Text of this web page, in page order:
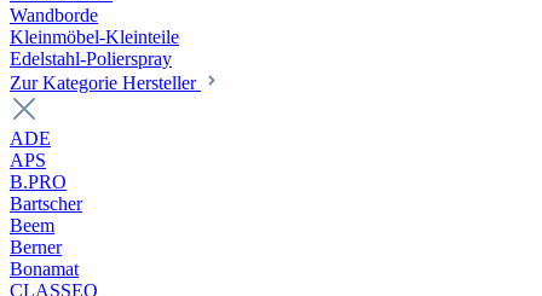
Wandborde
Kleinmöbel-Kleinteile
Edelstahl-Polierspray
Zur Kategorie Hersteller
ADE
APS
B.PRO
Bartscher
Beem
Berner
Bonamat
CLASSEQ